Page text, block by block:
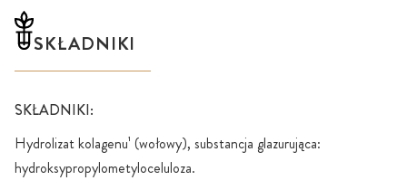
SKŁADNIKI
SKŁADNIKI:
Hydrolizat kolagenu¹ (wołowy), substancja glazurująca:
hydroksypropylometyloceluloza.